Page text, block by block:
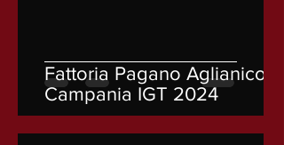
Fattoria Pagano Aglianico
Campania IGT 2024